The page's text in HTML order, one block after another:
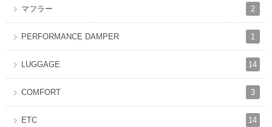
マフラー 2
PERFORMANCE DAMPER 1
LUGGAGE 14
COMFORT 3
ETC 14